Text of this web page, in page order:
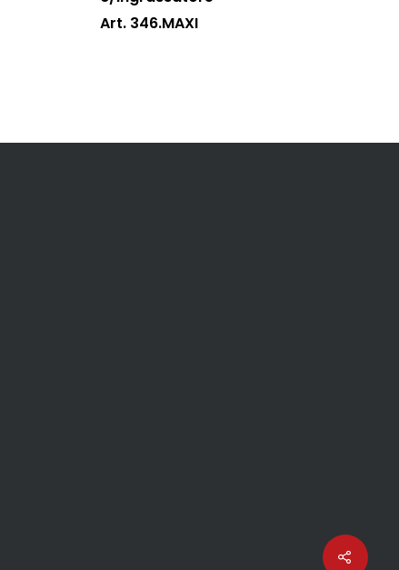
Art. 346.MAXI